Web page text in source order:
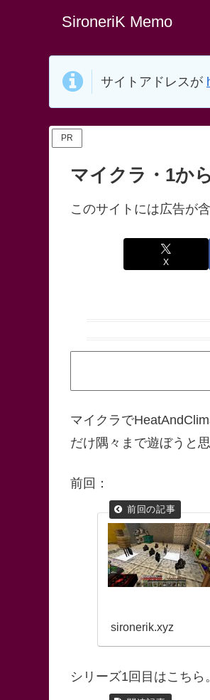
SironeriK Memo
サイトアドレスが
PR
マイクラ・1か
このサイトには広告が
X
マイクラで
だけ隅々まで遊ぼうと
前回：
sironerik.xyz
シリーズ1回目はこちら。